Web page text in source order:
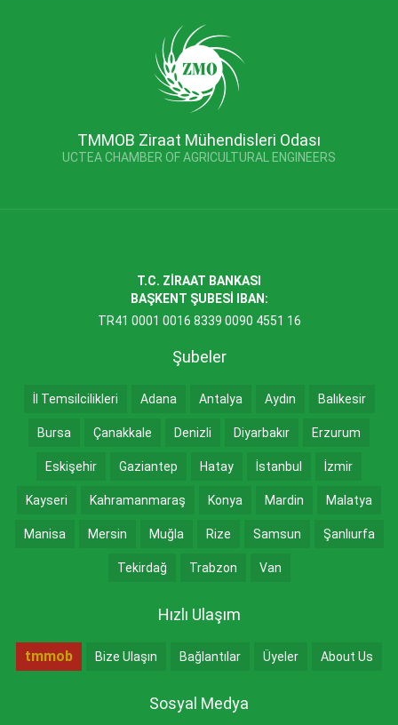
TMMOB Ziraat Mühendisleri Odası
UCTEA CHAMBER OF AGRICULTURAL ENGINEERS
T.C. ZİRAAT BANKASI
BAŞKENT ŞUBESİ IBAN:
TR41 0001 0016 8339 0090 4551 16
Şubeler
İl Temsilcilikleri Adana Antalya Aydın Balıkesir
Bursa Çanakkale Denizli Diyarbakır Erzurum
Eskişehir Gaziantep Hatay İstanbul İzmir
Kayseri Kahramanmaraş Konya Mardin Malatya
Manisa Mersin Muğla Rize Samsun Şanlıurfa
Tekirdağ Trabzon Van
Hızlı Ulaşım
tmmob Bize Ulaşın Bağlantılar Üyeler About Us
Sosyal Medya